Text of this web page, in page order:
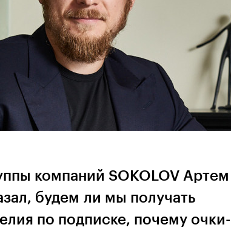
компаний SOKOLOV Артем
будем ли мы получать
по подписке, почему очки-